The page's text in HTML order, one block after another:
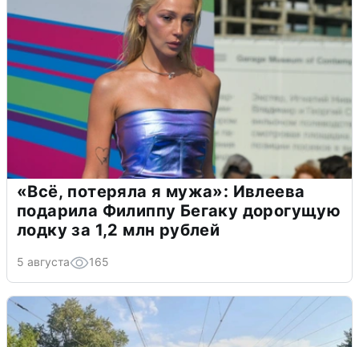
«Всё, потеряла я мужа»: Ивлеева
подарила Филиппу Бегаку дорогущую
лодку за 1,2 млн рублей
5 августа 165